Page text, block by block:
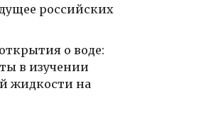
российских
о воде:
в изучении
жидкости на